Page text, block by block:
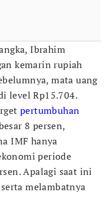
Ibrahim
kemarin rupiah
mata uang
level Rp15.704.
pertumbuhan
8 persen,
IMF hanya
periode
Apalagi saat ini
melambatnya